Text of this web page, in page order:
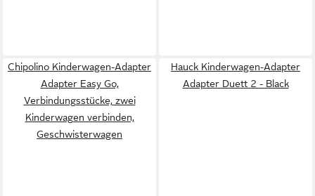
Chipolino Kinderwagen-Adapter
Adapter Easy Go,
Verbindungsstücke, zwei
Kinderwagen verbinden,
Geschwisterwagen
Hauck Kinderwagen-Adapter
Adapter Duett 2 - Black